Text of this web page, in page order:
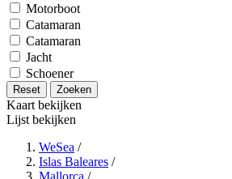
Motorboot
Catamaran
Catamaran
Jacht
Schoener
Reset Zoeken
Kaart bekijken
Lijst bekijken
WeSea /
Islas Baleares /
Mallorca /